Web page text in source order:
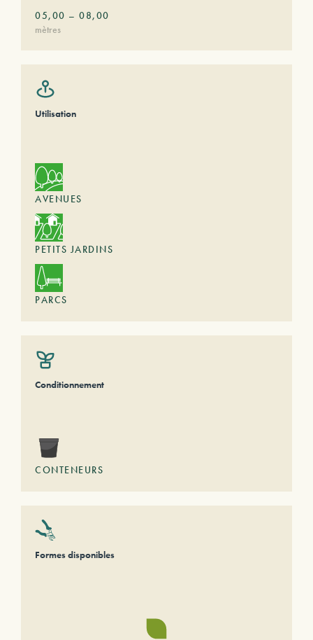
05,00 – 08,00
mètres
Utilisation
AVENUES
PETITS JARDINS
PARCS
Conditionnement
CONTENEURS
Formes disponibles